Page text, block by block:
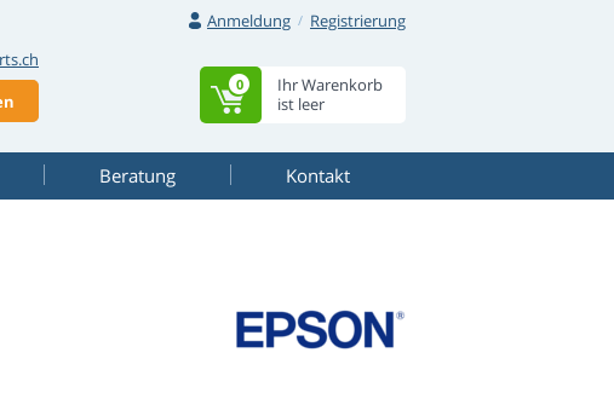
Anmeldung
Registrierung
Ihr Warenkorb
ist leer
0
Beratung Kontakt